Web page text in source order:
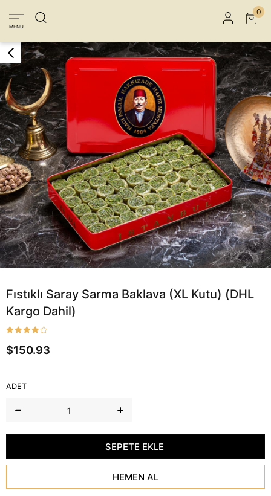
Üye Girişi Facebook İle Bağlan
MENU
0
Fıstıklı Saray Sarma Baklava (XL Kutu) (DHL
Kargo Dahil)
$150.93
ADET